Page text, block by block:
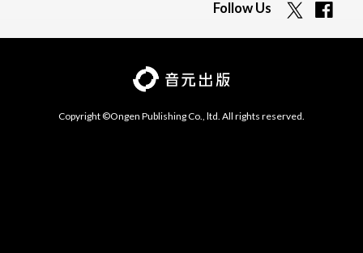
Follow Us
Copyright ©Ongen Publishing Co., ltd. All rights reserved.